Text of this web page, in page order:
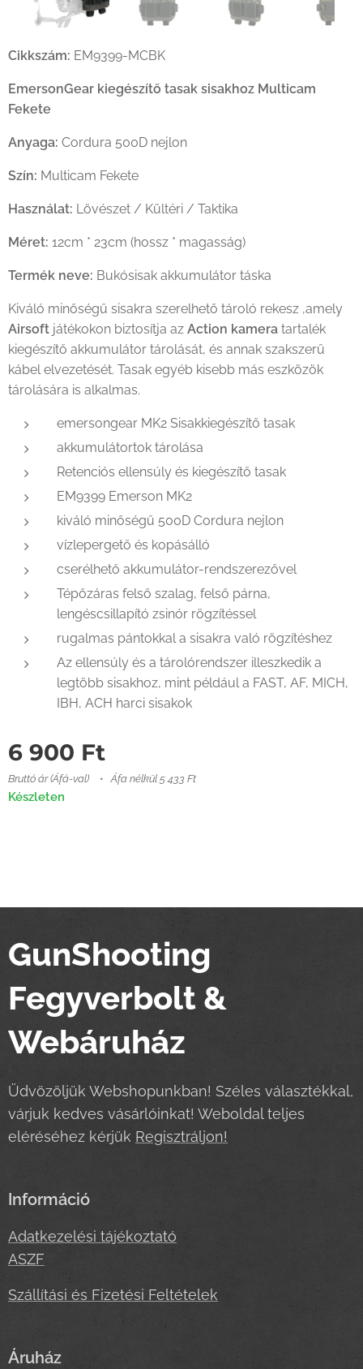
Cikkszám: EM9399-MCBK
EmersonGear kiegészítő tasak sisakhoz Multicam
Fekete
Anyaga: Cordura 500D nejlon
Szín: Multicam Fekete
Használat: Lövészet / Kültéri / Taktika
Méret: 12cm * 23cm (hossz * magasság)
Termék neve: Bukósisak akkumulátor táska
Kiváló minőségű sisakra szerelhető tároló rekesz ,amely
Airsoft játékokon biztosítja az Action kamera tartalék
kiegészítő akkumulátor tárolását, és annak szakszerű
kábel elvezetését. Tasak egyéb kisebb más eszközök
tárolására is alkalmas.
emersongear MK2 Sisakkiegészítő tasak
akkumulátortok tárolása
Retenciós ellensúly és kiegészítő tasak
EM9399 Emerson MK2
kiváló minőségű 500D Cordura nejlon
vízlepergető és kopásálló
cserélhető akkumulátor-rendszerezővel
Tépőzáras felső szalag, felső párna,
lengéscsillapító zsinór rögzítéssel
rugalmas pántokkal a sisakra való rögzítéshez
Az ellensúly és a tárolórendszer illeszkedik a
legtöbb sisakhoz, mint például a FAST, AF, MICH,
IBH, ACH harci sisakok
6 900 Ft
Bruttó ár (Áfá-val) Áfa nélkül 5 433 Ft
Készleten
GunShooting
Fegyverbolt &
Webáruház
Üdvözöljük Webshopunkban! Széles választékkal,
várjuk kedves vásárlóinkat! Weboldal teljes
eléréséhez kérjük Regisztráljon!
Információ
Adatkezelési tájékoztató
ASZF
Szállítási és Fizetési Feltételek
Áruház